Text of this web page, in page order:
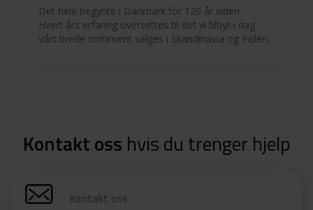
Det hele begynte i Danmark for 120 år siden.
Hvert års erfaring oversettes til det vi tilbyr i dag.
Vårt brede sortiment selges i Skandinavia og Polen.
Kontakt oss hvis du trenger hjelp
Kontakt oss